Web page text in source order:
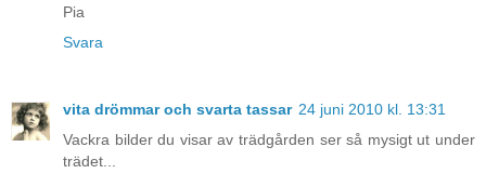
Pia
Svara
vita drömmar och svarta tassar 24 juni 2010 kl. 13:31
Vackra bilder du visar av trädgården ser så mysigt ut under
trädet...